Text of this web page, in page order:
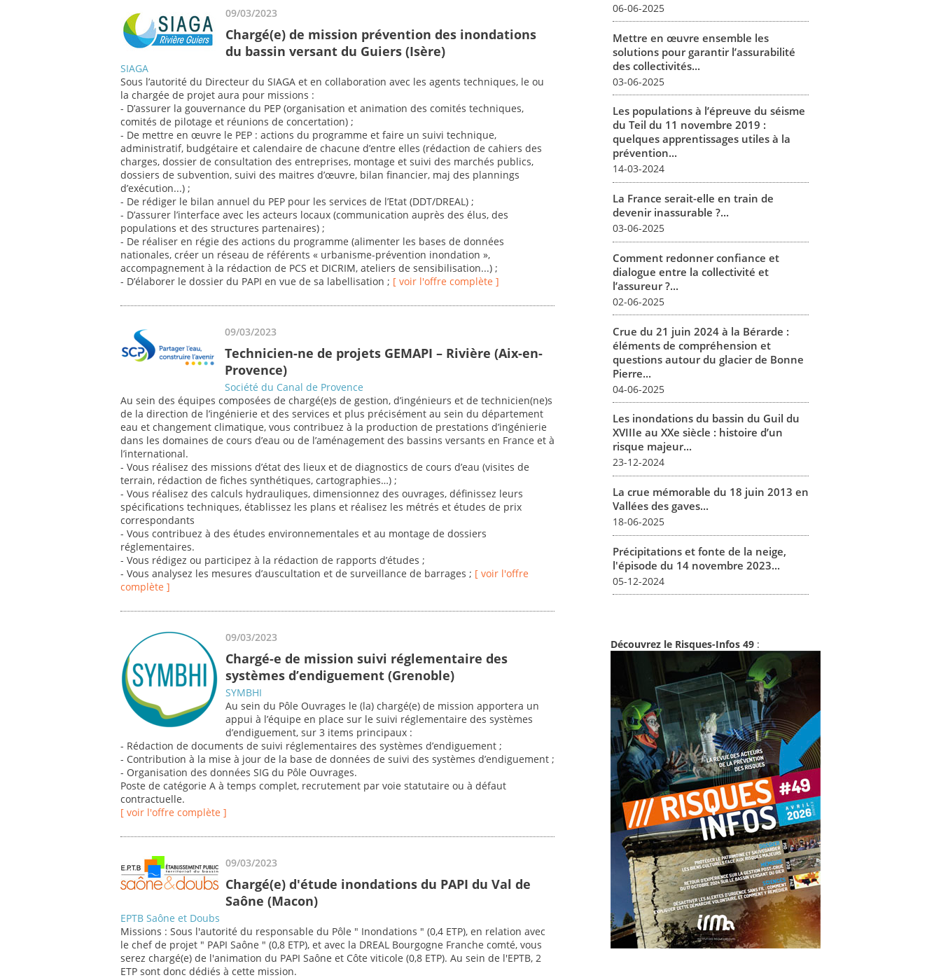
09/03/2023
Chargé(e) de mission prévention des inondations
du bassin versant du Guiers (Isère)
SIAGA
Sous l’autorité du Directeur du SIAGA et en collaboration avec les agents techniques, le ou
la chargée de projet aura pour missions :
- D’assurer la gouvernance du PEP (organisation et animation des comités techniques,
comités de pilotage et réunions de concertation) ;
- De mettre en œuvre le PEP : actions du programme et faire un suivi technique,
administratif, budgétaire et calendaire de chacune d’entre elles (rédaction de cahiers des
charges, dossier de consultation des entreprises, montage et suivi des marchés publics,
dossiers de subvention, suivi des maitres d’œuvre, bilan financier, maj des plannings
d’exécution...) ;
- De rédiger le bilan annuel du PEP pour les services de l’Etat (DDT/DREAL) ;
- D’assurer l’interface avec les acteurs locaux (communication auprès des élus, des
populations et des structures partenaires) ;
- De réaliser en régie des actions du programme (alimenter les bases de données
nationales, créer un réseau de référents « urbanisme-prévention inondation »,
accompagnement à la rédaction de PCS et DICRIM, ateliers de sensibilisation...) ;
- D’élaborer le dossier du PAPI en vue de sa labellisation ; [ voir l'offre complète ]
09/03/2023
Technicien-ne de projets GEMAPI – Rivière (Aix-en-
Provence)
Société du Canal de Provence
Au sein des équipes composées de chargé(e)s de gestion, d’ingénieurs et de technicien(ne)s
de la direction de l’ingénierie et des services et plus précisément au sein du département
eau et changement climatique, vous contribuez à la production de prestations d’ingénierie
dans les domaines de cours d’eau ou de l’aménagement des bassins versants en France et à
l’international.
- Vous réalisez des missions d’état des lieux et de diagnostics de cours d’eau (visites de
terrain, rédaction de fiches synthétiques, cartographies…) ;
- Vous réalisez des calculs hydrauliques, dimensionnez des ouvrages, définissez leurs
spécifications techniques, établissez les plans et réalisez les métrés et études de prix
correspondants
- Vous contribuez à des études environnementales et au montage de dossiers
réglementaires.
- Vous rédigez ou participez à la rédaction de rapports d’études ;
- Vous analysez les mesures d’auscultation et de surveillance de barrages ; [ voir l'offre
complète ]
09/03/2023
Chargé-e de mission suivi réglementaire des
systèmes d’endiguement (Grenoble)
SYMBHI
Au sein du Pôle Ouvrages le (la) chargé(e) de mission apportera un
appui à l’équipe en place sur le suivi réglementaire des systèmes
d’endiguement, sur 3 items principaux :
- Rédaction de documents de suivi réglementaires des systèmes d’endiguement ;
- Contribution à la mise à jour de la base de données de suivi des systèmes d’endiguement ;
- Organisation des données SIG du Pôle Ouvrages.
Poste de catégorie A à temps complet, recrutement par voie statutaire ou à défaut
contractuelle.
[ voir l'offre complète ]
09/03/2023
Chargé(e) d'étude inondations du PAPI du Val de
Saône (Macon)
EPTB Saône et Doubs
Missions : Sous l'autorité du responsable du Pôle " Inondations " (0,4 ETP), en relation avec
le chef de projet " PAPI Saône " (0,8 ETP), et avec la DREAL Bourgogne Franche comté, vous
serez chargé(e) de l'animation du PAPI Saône et Côte viticole (0,8 ETP). Au sein de l'EPTB, 2
ETP sont donc dédiés à cette mission.
06-06-2025
Mettre en œuvre ensemble les
solutions pour garantir l’assurabilité
des collectivités...
03-06-2025
Les populations à l’épreuve du séisme
du Teil du 11 novembre 2019 :
quelques apprentissages utiles à la
prévention...
14-03-2024
La France serait-elle en train de
devenir inassurable ?...
03-06-2025
Comment redonner confiance et
dialogue entre la collectivité et
l’assureur ?...
02-06-2025
Crue du 21 juin 2024 à la Bérarde :
éléments de compréhension et
questions autour du glacier de Bonne
Pierre...
04-06-2025
Les inondations du bassin du Guil du
XVIIIe au XXe siècle : histoire d’un
risque majeur...
23-12-2024
La crue mémorable du 18 juin 2013 en
Vallées des gaves...
18-06-2025
Précipitations et fonte de la neige,
l'épisode du 14 novembre 2023...
05-12-2024
Découvrez le Risques-Infos 49 :